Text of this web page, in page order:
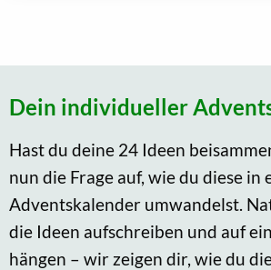
Dein individueller
Hast du deine 24 Ideen
nun die Frage auf, wie du diese in
Adventskalender umwandelst.
die Ideen aufschreiben und auf
hängen – wir zeigen dir, wie du